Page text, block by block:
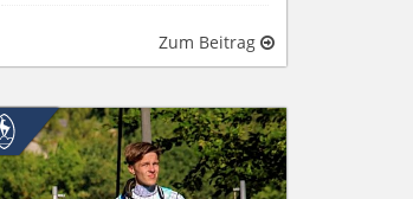
Zum Beitrag